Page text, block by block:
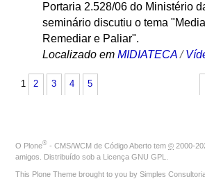
Portaria 2.528/06 do Ministério
seminário discutiu o tema
Remediar e Paliar".
Localizado em MIDIATECA /
1 2 3 4 5
O Plone® - CMS/WCM de Código Aberto tem © 2000-
amigos. Distribuído sob a Licença GNU GPL
This Plone Theme brought to you by Simples